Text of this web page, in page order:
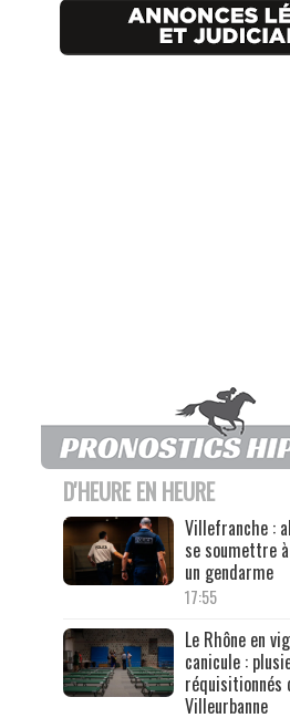
D'HEURE EN HEURE
Villefranche :
se soumettre
un gendarme
17:55
Le Rhône en
canicule :
réquisitionnés
Villeurbanne